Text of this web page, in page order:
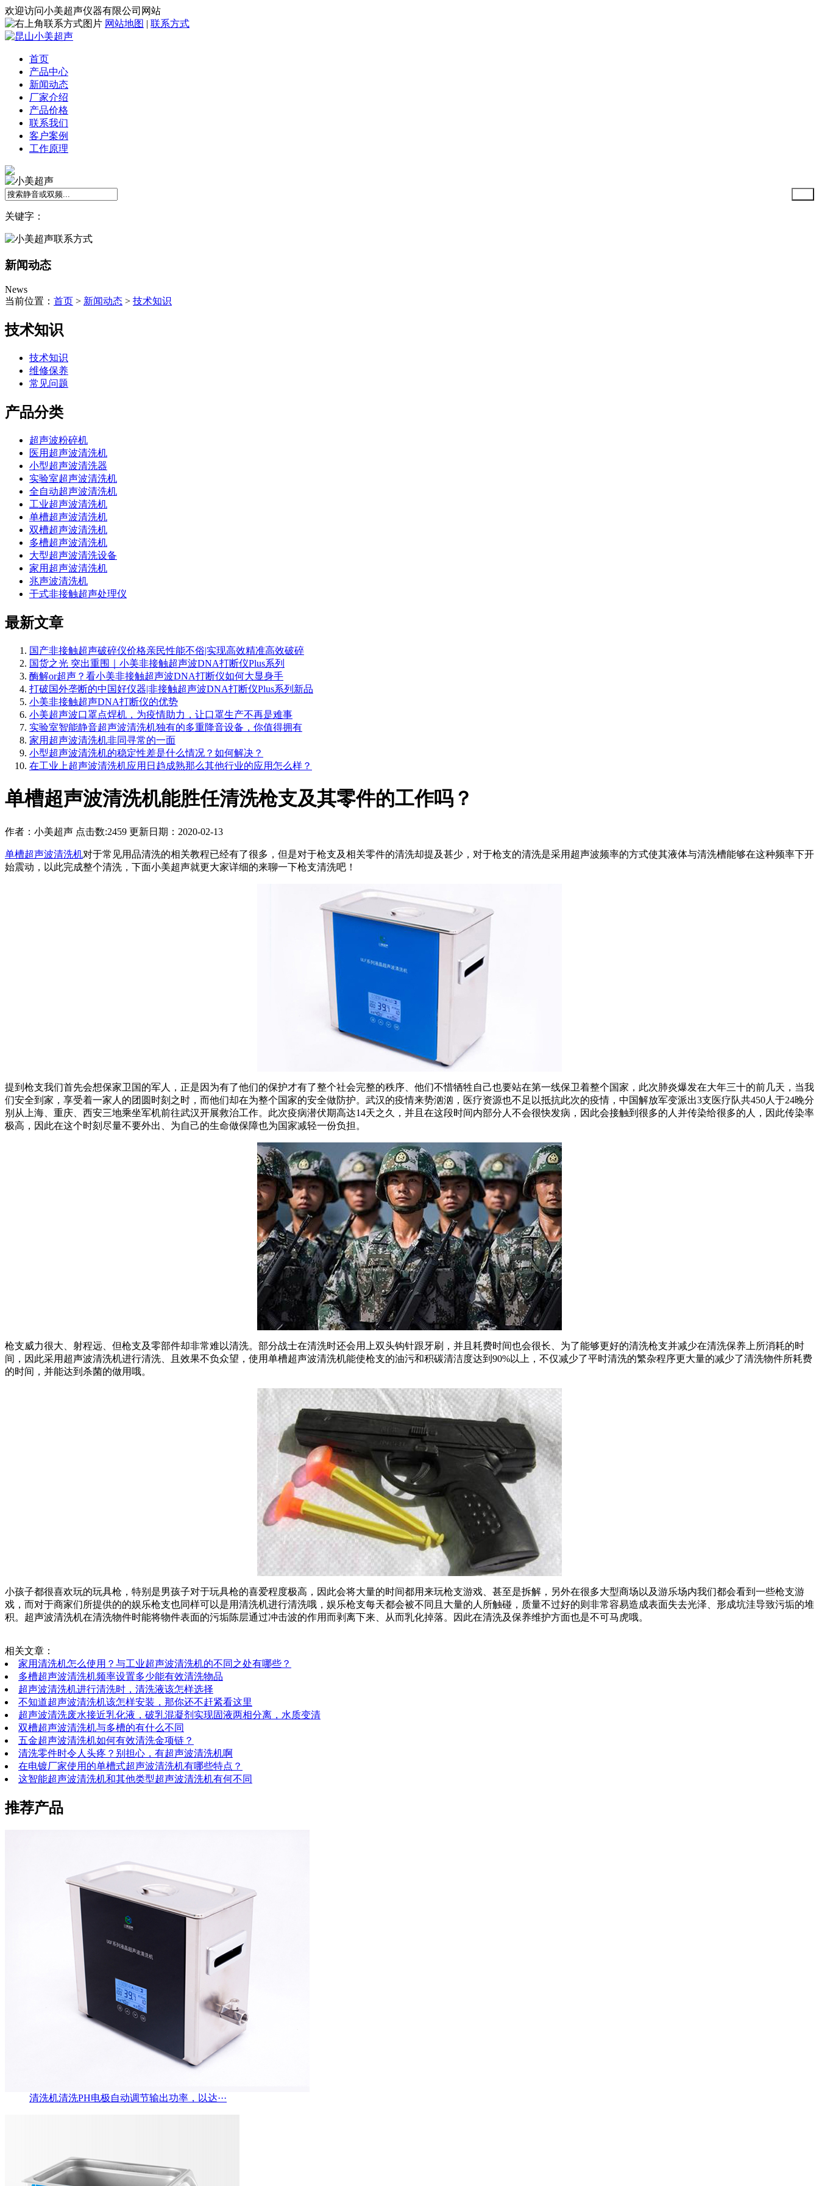
欢迎访问小美超声仪器有限公司网站
网站地图 | 联系方式
首页
产品中心
新闻动态
厂家介绍
产品价格
联系我们
客户案例
工作原理
关键字：
新闻动态
News
当前位置： 首页 > 新闻动态 > 技术知识
技术知识
技术知识
维修保养
常见问题
产品分类
超声波粉碎机
医用超声波清洗机
小型超声波清洗器
实验室超声波清洗机
全自动超声波清洗机
工业超声波清洗机
单槽超声波清洗机
双槽超声波清洗机
多槽超声波清洗机
大型超声波清洗设备
家用超声波清洗机
兆声波清洗机
干式非接触超声处理仪
最新文章
国产非接触超声破碎仪价格亲民性能不俗|实现高效精准高效破碎
国货之光 突出重围｜小美非接触超声波DNA打断仪Plus系列
酶解or超声？看小美非接触超声波DNA打断仪如何大显身手
打破国外垄断的中国好仪器|非接触超声波DNA打断仪Plus系列新品
小美非接触超声DNA打断仪的优势
小美超声波口罩点焊机，为疫情助力，让口罩生产不再是难事
实验室智能静音超声波清洗机独有的多重降音设备，你值得拥有
家用超声波清洗机非同寻常的一面
小型超声波清洗机的稳定性差是什么情况？如何解决？
在工业上超声波清洗机应用日趋成熟那么其他行业的应用怎么样？
单槽超声波清洗机能胜任清洗枪支及其零件的工作吗？
作者： 小美超声 点击数:2459 更新日期：2020-02-13
单槽超声波清洗机对于常见用品清洗的相关教程已经有了很多，但是对于枪支及相关零件的清洗却提及甚少，对于枪支的清洗是采用超声波频率的方式使其液体与清洗槽能够在这种频率下开
始震动，以此完成整个清洗，下面小美超声就更大家详细的来聊一下枪支清洗吧！
提到枪支我们首先会想保家卫国的军人，正是因为有了他们的保护才有了整个社会完整的秩序、他们不惜牺牲自己也要站在第一线保卫着整个国家，此次肺炎爆发在大年三十的前几天，当我
们安全到家，享受着一家人的团圆时刻之时，而他们却在为整个国家的安全做防护。武汉的疫情来势汹汹，医疗资源也不足以抵抗此次的疫情，中国解放军变派出3支医疗队共450人于24晚分
别从上海、重庆、西安三地乘坐军机前往武汉开展救治工作。此次疫病潜伏期高达14天之久，并且在这段时间内部分人不会很快发病，因此会接触到很多的人并传染给很多的人，因此传染率
极高，因此在这个时刻尽量不要外出、为自己的生命做保障也为国家减轻一份负担。
枪支威力很大、射程远、但枪支及零部件却非常难以清洗。部分战士在清洗时还会用上双头钩针跟牙刷，并且耗费时间也会很长、为了能够更好的清洗枪支并减少在清洗保养上所消耗的时
间，因此采用超声波清洗机进行清洗、且效果不负众望，使用单槽超声波清洗机能使枪支的油污和积碳清洁度达到90%以上，不仅减少了平时清洗的繁杂程序更大量的减少了清洗物件所耗费
的时间，并能达到杀菌的做用哦。
小孩子都很喜欢玩的玩具枪，特别是男孩子对于玩具枪的喜爱程度极高，因此会将大量的时间都用来玩枪支游戏、甚至是拆解，另外在很多大型商场以及游乐场内我们都会看到一些枪支游
戏，而对于商家们所提供的的娱乐枪支也同样可以是用清洗机进行清洗哦，娱乐枪支每天都会被不同且大量的人所触碰，质量不过好的则非常容易造成表面失去光泽、形成坑洼导致污垢的堆
积。超声波清洗机在清洗物件时能将物件表面的污垢陈层通过冲击波的作用而剥离下来、从而乳化掉落。因此在清洗及保养维护方面也是不可马虎哦。
相关文章：
家用清洗机怎么使用？与工业超声波清洗机的不同之处有哪些？
多槽超声波清洗机频率设置多少能有效清洗物品
超声波清洗机进行清洗时，清洗液该怎样选择
不知道超声波清洗机该怎样安装，那你还不赶紧看这里
超声波清洗废水接近乳化液，破乳混凝剂实现固液两相分离，水质变清
双槽超声波清洗机与多槽的有什么不同
五金超声波清洗机如何有效清洗金项链？
清洗零件时令人头疼？别担心，有超声波清洗机啊
在电镀厂家使用的单槽式超声波清洗机有哪些特点？
这智能超声波清洗机和其他类型超声波清洗机有何不同
推荐产品
清洗机清洗PH电极自动调节输出功率，以达···